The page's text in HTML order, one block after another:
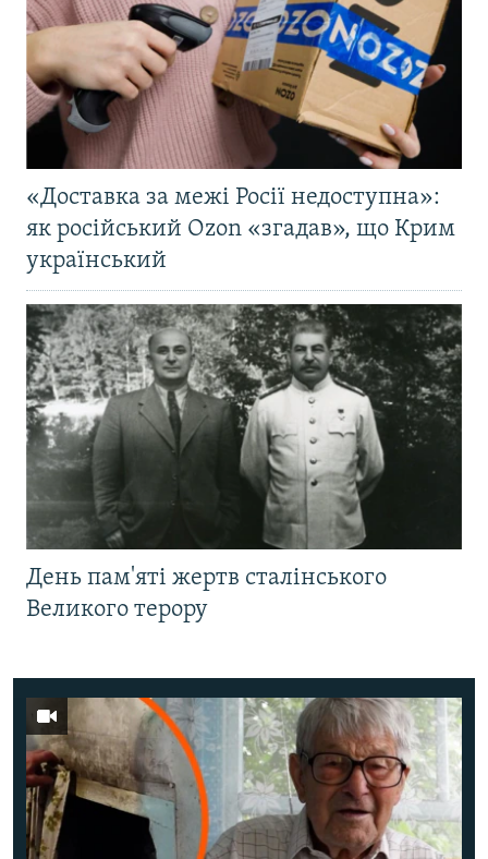
«Доставка за межі Росії недоступна»:
як російський Ozon «згадав», що Крим
український
День пам'яті жертв сталінського
Великого терору